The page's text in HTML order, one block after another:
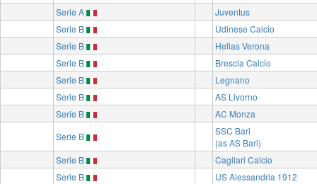
Serie A
Juventus
Serie B
Udinese Calcio
Serie B
Hellas Verona
Serie B
Brescia Calcio
Serie B
Legnano
Serie B
AS Livorno
Serie B
AC Monza
Serie B
SSC Bari
(as AS Bari)
Serie B
Cagliari Calcio
Serie B
US Alessandria 1912